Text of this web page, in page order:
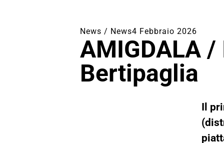
News / News4 Febbraio 2026
AMIGDALA
Bertipaglia
Il